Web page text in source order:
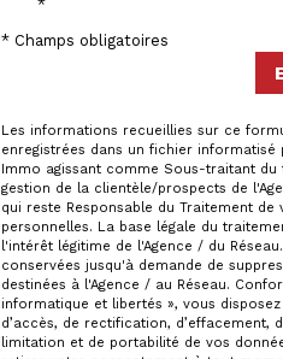
*
* Champs obligatoires
Les informations recueillies sur ce
enregistrées dans un fichier informatisé
Immo agissant comme Sous-traitant
gestion de la clientèle/prospects de
qui reste Responsable du Traitement de
personnelles. La base légale du
l'intérêt légitime de l'Agence / du
conservées jusqu'à demande de
destinées à l'Agence / au Réseau.
informatique et libertés », vous
d’accès, de rectification, d’effacement,
limitation et de portabilité de vos